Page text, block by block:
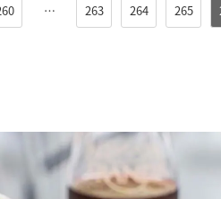
… 263 264 265